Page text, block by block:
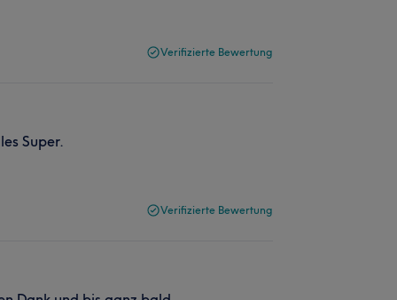
Verifizierte Bewertung
Super.
Verifizierte Bewertung